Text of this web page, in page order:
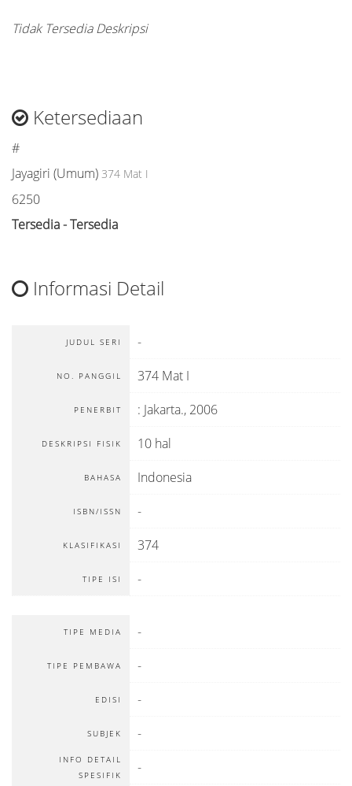
Tidak Tersedia Deskripsi
Ketersediaan
#
Jayagiri (Umum) 374 Mat I
6250
Tersedia - Tersedia
Informasi Detail
JUDUL SERI -
NO. PANGGIL 374 Mat I
PENERBIT : Jakarta., 2006
DESKRIPSI FISIK 10 hal
BAHASA Indonesia
ISBN/ISSN -
KLASIFIKASI 374
TIPE ISI -
TIPE MEDIA -
TIPE PEMBAWA -
EDISI -
SUBJEK -
INFO DETAIL
SPESIFIK
-